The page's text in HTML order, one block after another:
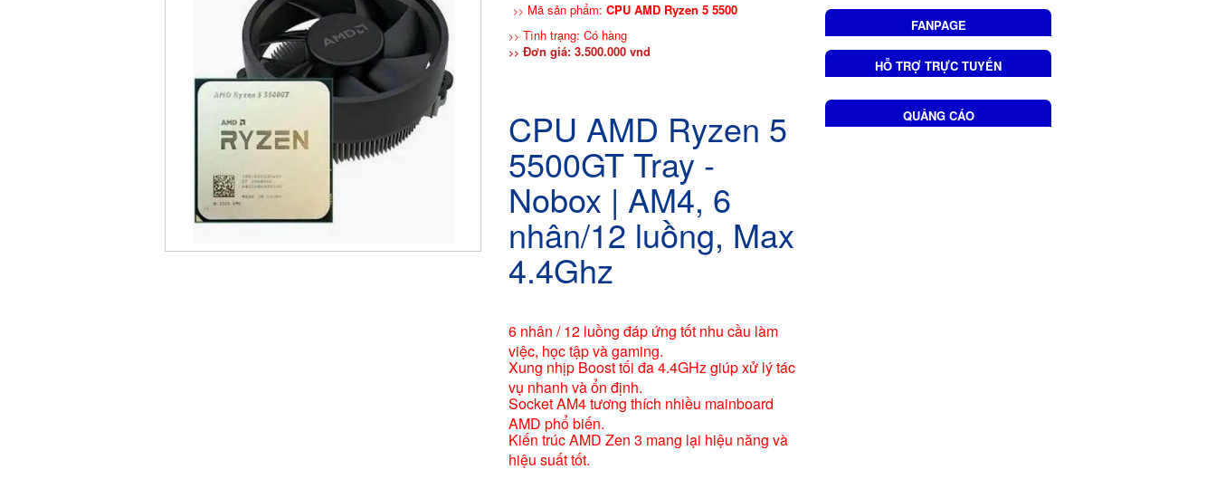
>> Mã sản phẩm: CPU AMD Ryzen 5 5500
>> Tình trạng: Có hàng
>> Đơn giá: 3.500.000 vnd
CPU AMD Ryzen 5
5500GT Tray -
Nobox | AM4, 6
nhân/12 luồng, Max
4.4Ghz
6 nhân / 12 luồng đáp ứng tốt nhu cầu làm
việc, học tập và gaming.
Xung nhịp Boost tối đa 4.4GHz giúp xử lý tác
vụ nhanh và ổn định.
Socket AM4 tương thích nhiều mainboard
AMD phổ biến.
Kiến trúc AMD Zen 3 mang lại hiệu năng và
hiệu suất tốt.
FANPAGE
HỖ TRỢ TRỰC TUYẾN
QUẢNG CÁO